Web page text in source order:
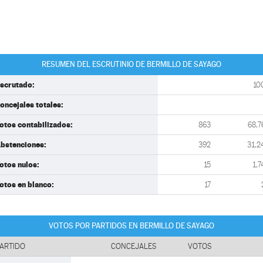
RESUMEN DEL ESCRUTINIO DE BERMILLO DE SAYAGO
totales:
contabilizados: 863
392
nulos: 15
en blanco: 17
VOTOS POR PARTIDOS EN BERMILLO DE SAYAGO
CONCEJALES VOTOS